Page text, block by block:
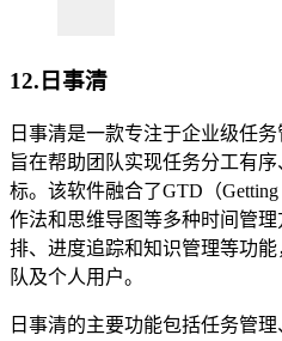
12.日事清
日事清是一款专注于企业级任
旨在帮助团队实现任务分工有
标。该软件融合了GTD（
作法和思维导图等多种时间管
排、进度追踪和知识管理等功
队及个人用户。
日事清的主要功能包括任务管